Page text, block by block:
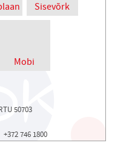
Sisevõrk
Mobi
50703
+372 746 1800